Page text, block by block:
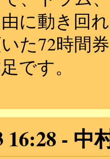
由に動き回
た72時間
です。
16:28 中